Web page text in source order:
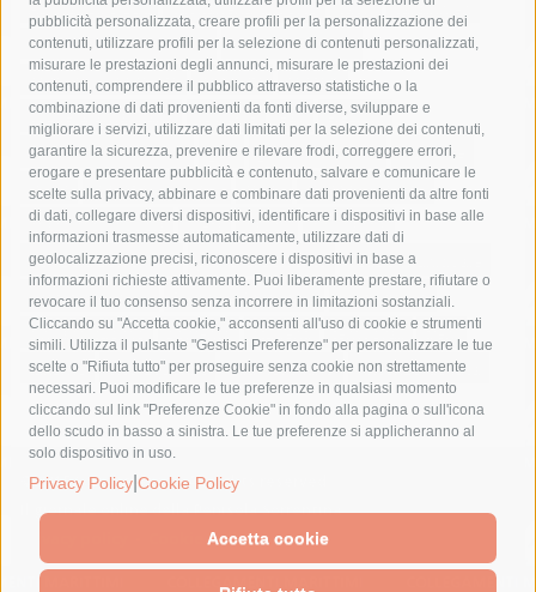
pubblicità personalizzata, creare profili per la personalizzazione dei
contenuti, utilizzare profili per la selezione di contenuti personalizzati,
misurare le prestazioni degli annunci, misurare le prestazioni dei
contenuti, comprendere il pubblico attraverso statistiche o la
combinazione di dati provenienti da fonti diverse, sviluppare e
migliorare i servizi, utilizzare dati limitati per la selezione dei contenuti,
garantire la sicurezza, prevenire e rilevare frodi, correggere errori,
erogare e presentare pubblicità e contenuto, salvare e comunicare le
scelte sulla privacy, abbinare e combinare dati provenienti da altre fonti
di dati, collegare diversi dispositivi, identificare i dispositivi in base alle
informazioni trasmesse automaticamente, utilizzare dati di
geolocalizzazione precisi, riconoscere i dispositivi in base a
informazioni richieste attivamente. Puoi liberamente prestare, rifiutare o
revocare il tuo consenso senza incorrere in limitazioni sostanziali.
Cliccando su "Accetta cookie," acconsenti all'uso di cookie e strumenti
simili. Utilizza il pulsante "Gestisci Preferenze" per personalizzare le tue
scelte o "Rifiuta tutto" per proseguire senza cookie non strettamente
necessari. Puoi modificare le tue preferenze in qualsiasi momento
cliccando sul link "Preferenze Cookie" in fondo alla pagina o sull'icona
dello scudo in basso a sinistra. Le tue preferenze si applicheranno al
solo dispositivo in uso.
Privacy Policy Cookie Policy
Accetta cookie
Asl Napoli 3 sud
capitaneria di porto capri
carabinieri
castellammare di stabia
circumvesuviana
comune di sorrento
concerto
contagi
costiera amalfitana
covid-19 eav
elezioni
fondazione sorrento
gori guardia costiera
incidente
lavori
lorenzo balducelli mare
massa lubrense
massimo coppola
Meta napoli
ordinanza
penisola sorrentina
piano di sorrento
polizia municipale
protezione civile
Regione Campania
sant'agnello
sindaco cuomo
sorrento studenti temporali
treni
turismo
Vico Equense villa fiorentino vincenzo de luca
© 2015 SorrentoPress. All rights reserved.
Il giornale online della Penisola Sorrentina
Cookie Policy